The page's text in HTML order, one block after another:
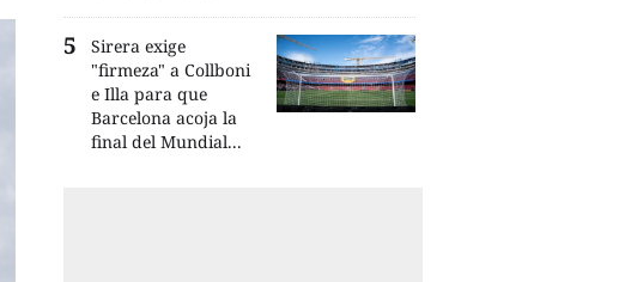
Sirera exige
"firmeza" a Collboni
e Illa para que
Barcelona acoja la
final del Mundial...